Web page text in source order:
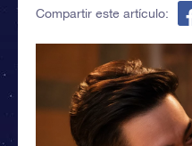
Compartir este artículo: